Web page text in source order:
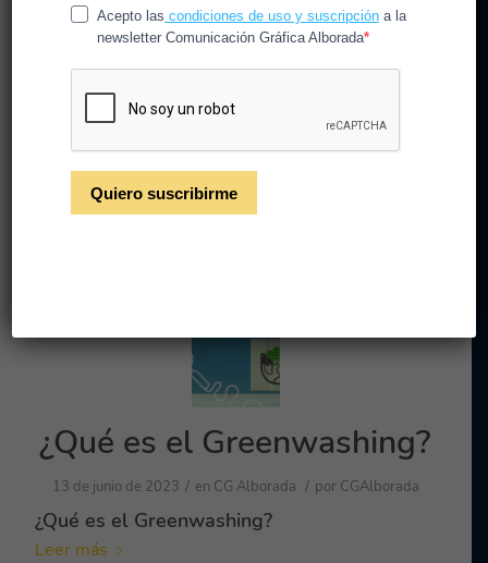
Calidad, Innovación,
Sostenibilidad y el Método
LEAN
18 de octubre de 2023 / enCG Alborada / porCGAlborada
Calidad, Innovación Sostenibilidad y el
Método LEAN
¿Qué es el Greenwashing?
13 de junio de 2023 / en CG Alborada / por CGAlborada
¿Qué es el Greenwashing?
Leer más